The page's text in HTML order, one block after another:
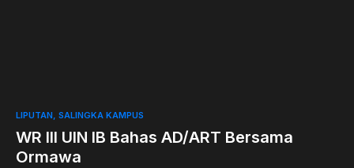
LIPUTAN SALINGKA KAMPUS
WR III UIN IB Bahas AD/ART Bersama
Ormawa